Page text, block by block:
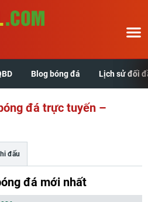
Blog bóng đá Lịch sử đối
đá trực tuyến –
đấu
đá mới nhất